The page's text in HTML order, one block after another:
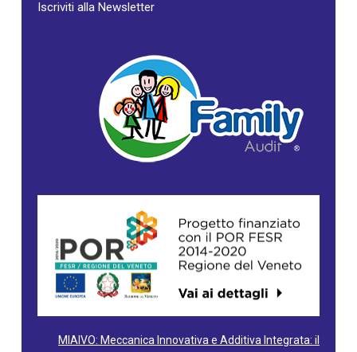
Iscriviti alla Newsletter
MIAIVO: Meccanica Innovativa e Additiva Integrata: il